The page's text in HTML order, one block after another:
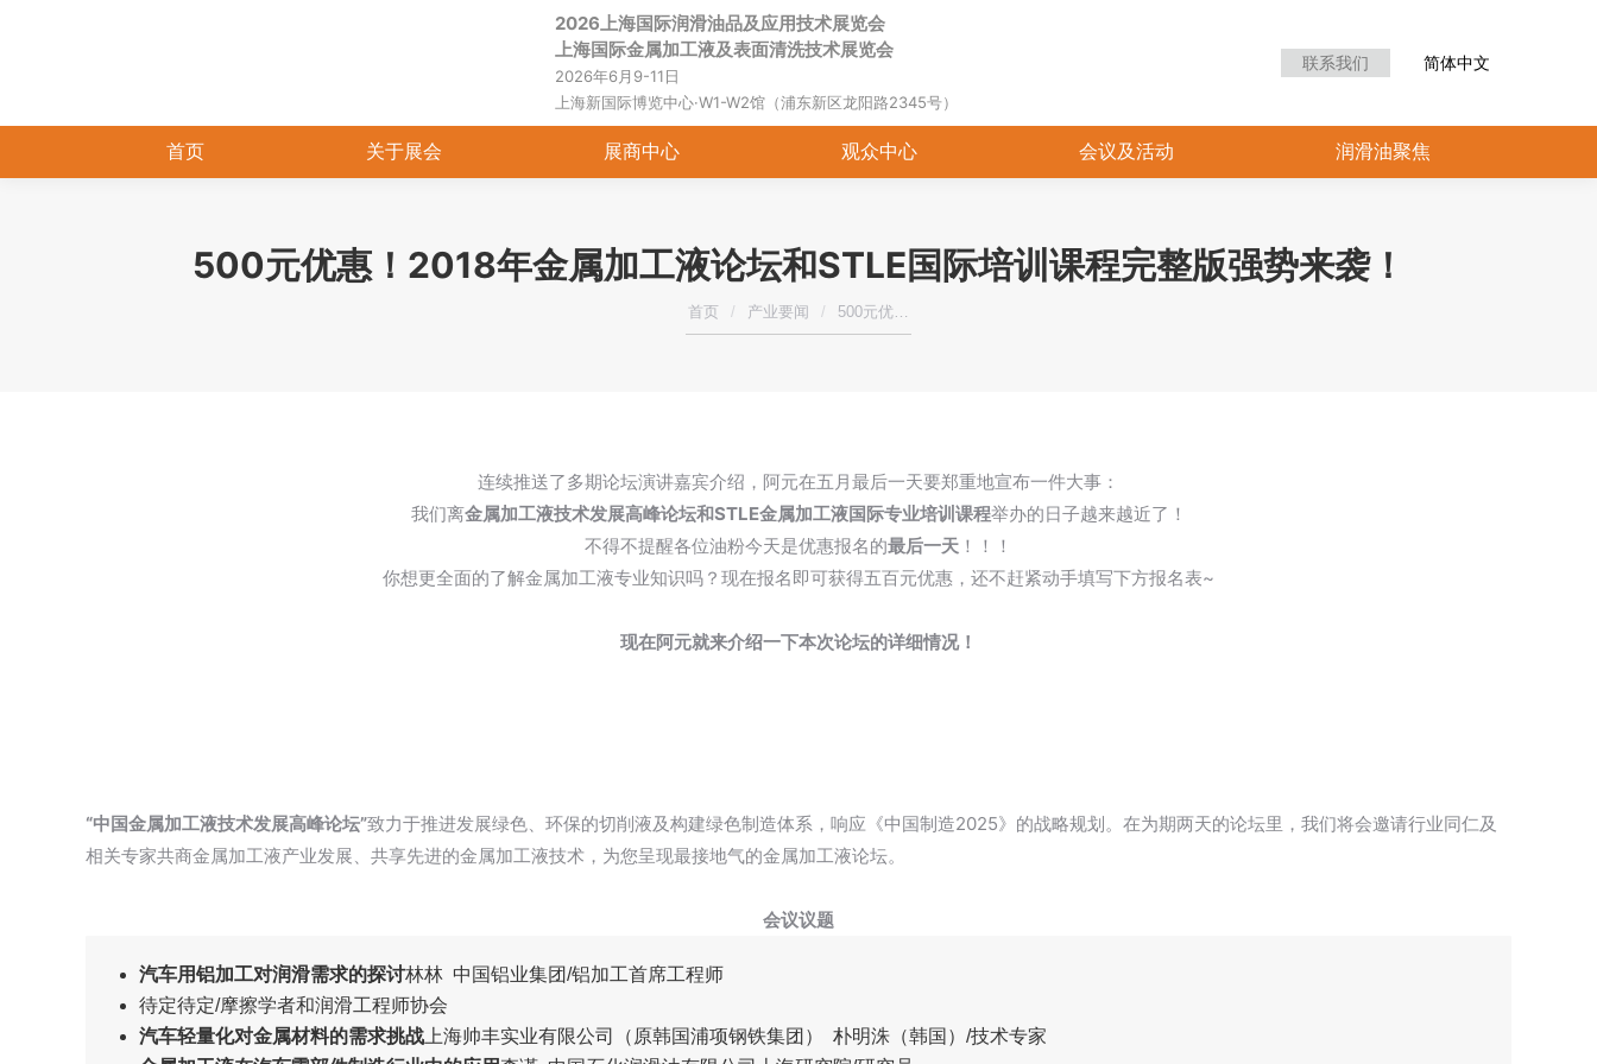
2026上海国际润滑油品及应用技术展览会
上海国际金属加工液及表面清洗技术展览会
2026年6月9-11日
上海新国际博览中心·W1-W2馆（浦东新区龙阳路2345号）
联系我们 简体中文
首页 关于展会 展商中心 观众中心 会议及活动 润滑油聚焦
500元优惠！2018年金属加工液论坛和STLE国际培训课程完整版强势来袭！
您在这里：
首页 产业要闻 500元优…
连续推送了多期论坛演讲嘉宾介绍，阿元在五月最后一天要郑重地宣布一件大事：
我们离金属加工液技术发展高峰论坛和STLE金属加工液国际专业培训课程举办的日子越来越近了！
不得不提醒各位油粉今天是优惠报名的最后一天 ！！！
你想更全面的了解金属加工液专业知识吗？现在报名即可获得五百元优惠，还不赶紧动手填写下方报名表~
现在阿元就来介绍一下本次论坛的详细情况！
“中国金属加工液技术发展高峰论坛”致力于推进发展绿色、环保的切削液及构建绿色制造体系，响应《中国制造2025》的战略规划。在为期两天的论坛里，我们将会邀请行业同仁及
相关专家共商金属加工液产业发展、共享先进的金属加工液技术，为您呈现最接地气的金属加工液论坛。
会议议题
汽车用铝加工对润滑需求的探讨林林 中国铝业集团/铝加工首席工程师
待定待定/摩擦学者和润滑工程师协会
汽车轻量化对金属材料的需求挑战 上海帅丰实业有限公司（原韩国浦项钢铁集团） 朴明洙（韩国）/技术专家